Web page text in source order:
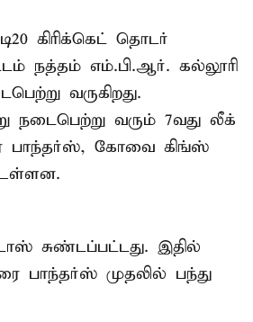
கிரிக்கெட் தொடர்
நத்தம் எம்.பி.ஆர். கல்லூரி
வருகிறது.
நடைபெற்று வரும் 7வது லீக்
பாந்தர்ஸ், கோவை கிங்ஸ்
சுண்டப்பட்டது. இதில்
பாந்தர்ஸ் முதலில் பந்து